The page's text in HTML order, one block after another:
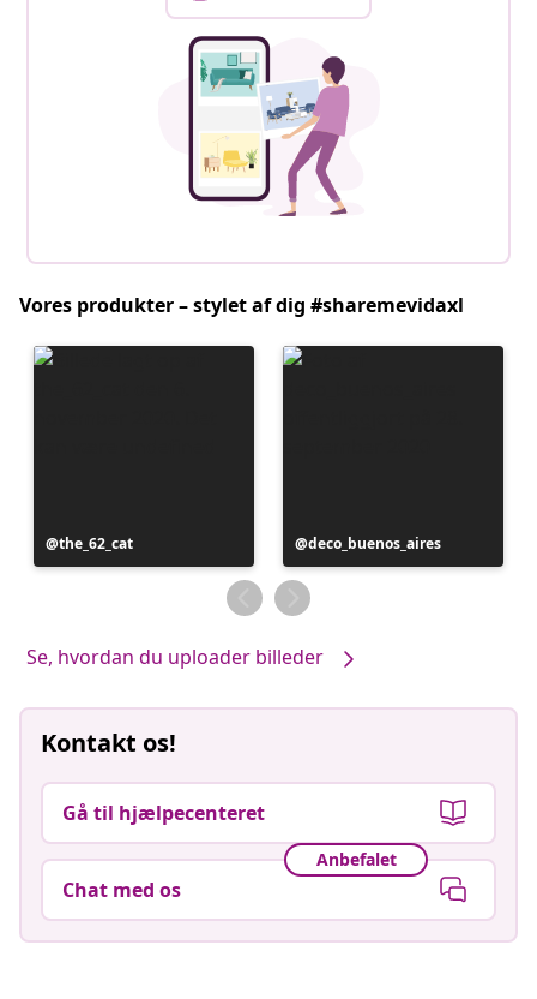
Vores produkter – stylet af dig #sharemevidaxl
Opslag
offentliggjort
the_62_cat
Opslag
offentliggjort
af
deco_buenos_aires
Se, hvordan du uploader billeder
Kontakt os!
Gå til hjælpecenteret
Anbefalet
Chat med os